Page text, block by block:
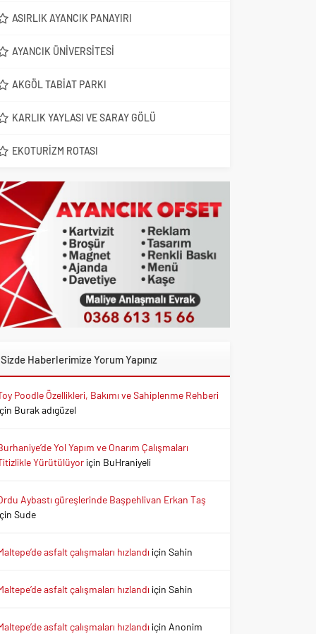
ASIRLIK AYANCIK PANAYIRI
AYANCIK ÜNIVERSITESI
AKGÖL TABIAT PARKI
KARLIK YAYLASI VE SARAY GÖLÜ
EKOTURIZM ROTASI
Sizde Haberlerimize Yorum Yapınız
Poodle Özellikleri, Bakımı ve Sahiplenme Rehberi
Burak adıgüzel
Yol Yapım ve Onarım Çalışmaları
Yürütülüyoriçin BuHraniyeli
Aybastı güreşlerinde Başpehlivan Erkan Taş
Sude
asfalt çalışmaları hızlandı içinSahin
asfalt çalışmaları hızlandı içinSahin
asfalt çalışmaları hızlandı için Anonim